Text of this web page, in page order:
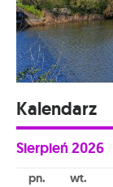
Kalendarz
Sierpień2026
pn wt